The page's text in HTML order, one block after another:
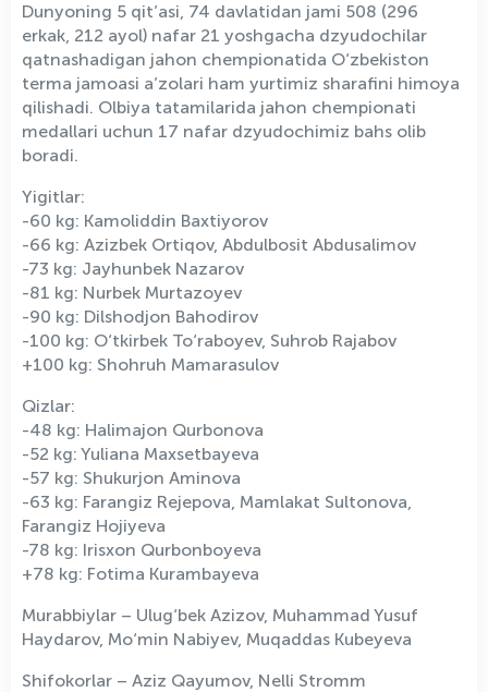
Dunyoning 5 qit’asi, 74 davlatidan jami 508 (296
erkak, 212 ayol) nafar 21 yoshgacha dzyudochilar
qatnashadigan jahon chempionatida O‘zbekiston
terma jamoasi a’zolari ham yurtimiz sharafini himoya
qilishadi. Olbiya tatamilarida jahon chempionati
medallari uchun 17 nafar dzyudochimiz bahs olib
boradi.
Yigitlar:
-60 kg: Kamoliddin Baxtiyorov
-66 kg: Azizbek Ortiqov, Abdulbosit Abdusalimov
-73 kg: Jayhunbek Nazarov
-81 kg: Nurbek Murtazoyev
-90 kg: Dilshodjon Bahodirov
-100 kg: O‘tkirbek To‘raboyev, Suhrob Rajabov
+100 kg: Shohruh Mamarasulov
Qizlar:
-48 kg: Halimajon Qurbonova
-52 kg: Yuliana Maxsetbayeva
-57 kg: Shukurjon Aminova
-63 kg: Farangiz Rejepova, Mamlakat Sultonova,
Farangiz Hojiyeva
-78 kg: Irisxon Qurbonboyeva
+78 kg: Fotima Kurambayeva
Murabbiylar – Ulug‘bek Azizov, Muhammad Yusuf
Haydarov, Mo‘min Nabiyev, Muqaddas Kubeyeva
Shifokorlar – Aziz Qayumov, Nelli Stromm